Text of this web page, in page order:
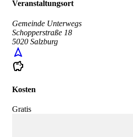
Veranstaltungsort
Gemeinde Unterwegs
Schopperstraße 18
5020 Salzburg
navigation
savings
Kosten
Gratis